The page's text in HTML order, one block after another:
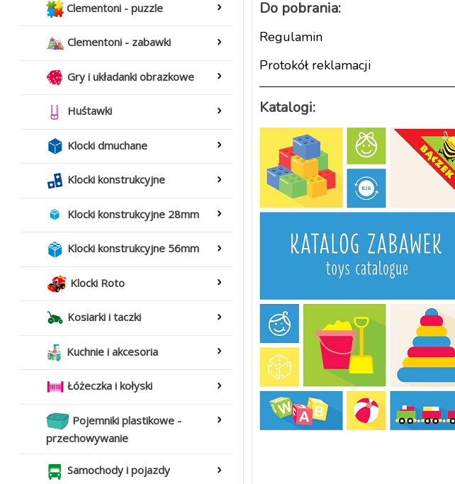
Clementoni - puzzle
Clementoni - zabawki
Gry i układanki obrazkowe
Huśtawki
Klocki dmuchane
Klocki konstrukcyjne
Klocki konstrukcyjne 28mm
Klocki konstrukcyjne 56mm
Klocki Roto
Kosiarki i taczki
Kuchnie i akcesoria
Łóżeczka i kołyski
Pojemniki plastikowe -
przechowywanie
Samochody i pojazdy
Do pobrania:
Regulamin
Protokół reklamacji
Katalogi: